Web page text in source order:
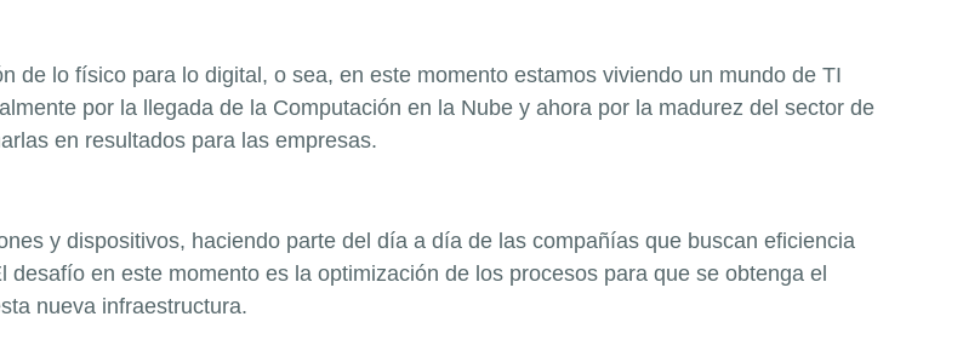
de lo físico para lo digital, o sea, en este momento estamos viviendo un mundo de TI
por la llegada de la Computación en la Nube y ahora por la madurez del sector de
en resultados para las empresas.
y dispositivos, haciendo parte del día a día de las compañías que buscan eficiencia
en este momento es la optimización de los procesos para que se obtenga el
nueva infraestructura.